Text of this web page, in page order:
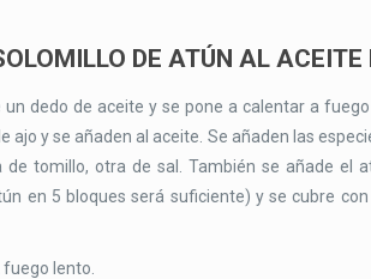
DE ATÚN AL ACEITE
dedo de aceite y se pone a calentar a
ajo y se añaden al aceite. Se añaden las
tomillo, otra de sal. También se añade el
en 5 bloques será suficiente) y se cubre
lento.